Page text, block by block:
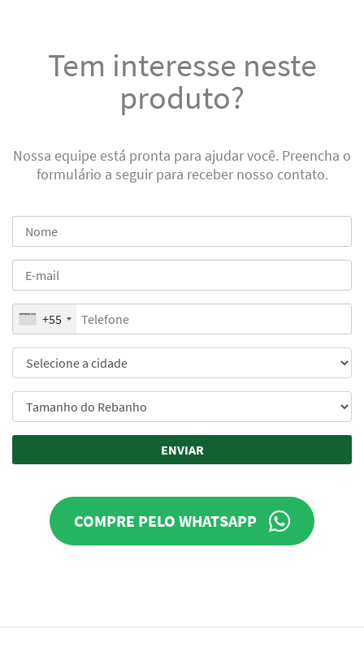
Tem interesse neste
produto?
Nossa equipe está pronta para ajudar você. Preencha o
formulário a seguir para receber nosso contato.
+55
ENVIAR
COMPRE PELO WHATSAPP